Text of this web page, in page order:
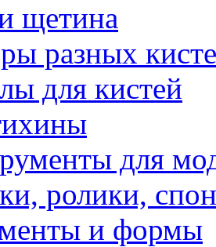
щетина
разных
для кистей
для
ролики,
и формы